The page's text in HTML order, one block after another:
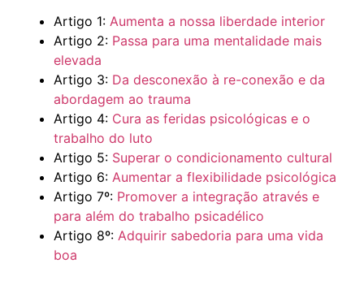
Artigo 1: Aumenta a nossa liberdade interior
Artigo 2: Passa para uma mentalidade mais
elevada
Artigo 3: Da desconexão à re-conexão e da
abordagem ao trauma
Artigo 4: Cura as feridas psicológicas e o
trabalho do luto
Artigo 5: Superar o condicionamento cultural
Artigo 6: Aumentar a flexibilidade psicológica
Artigo 7º: Promover a integração através e
para além do trabalho psicadélico
Artigo 8º: Adquirir sabedoria para uma vida
boa